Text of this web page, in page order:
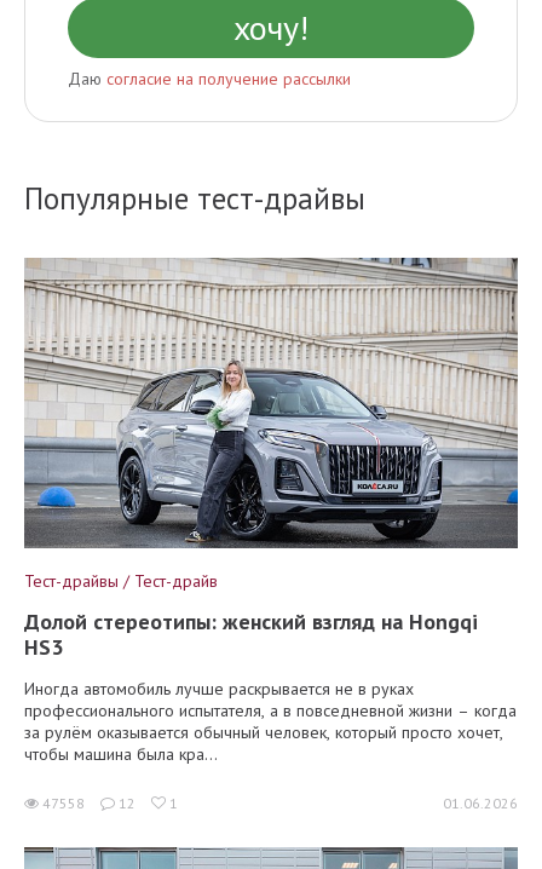
Даю согласие на получение рассылки
Популярные тест-драйвы
Тест-драйвы / Тест-драйв
Долой стереотипы: женский взгляд на Hongqi
HS3
Иногда автомобиль лучше раскрывается не в руках
профессионального испытателя, а в повседневной жизни – когда
за рулём оказывается обычный человек, который просто хочет,
чтобы машина была кра...
47558 12 1 01.06.2026